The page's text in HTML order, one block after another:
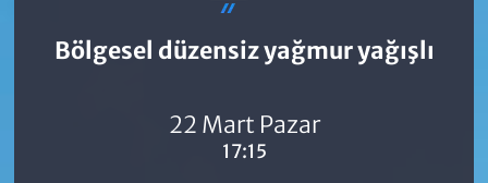
Bölgesel düzensiz yağmur yağışlı
22 Mart Pazar
17:15